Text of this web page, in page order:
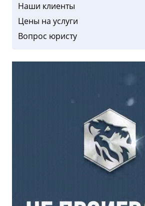
Наши клиенты
Цены на услуги
Вопрос юристу